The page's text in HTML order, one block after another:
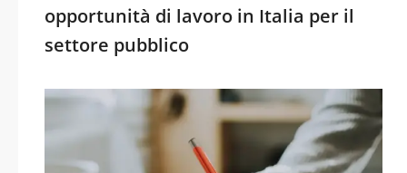
opportunità di lavoro in Italia per il
settore pubblico